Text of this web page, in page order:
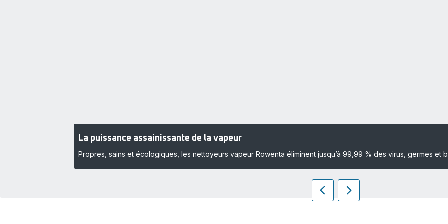
La puissance assainissante de la vapeur
Propres, sains et écologiques, les nettoyeurs vapeur Rowenta éliminent jusqu’à 99,99 % des virus, germes et
PrécédentSuivant